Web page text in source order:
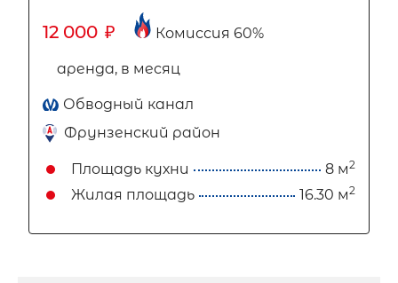
12 000 ₽ Комиссия 60%
аренда, в месяц
Обводный канал
Фрунзенский район
Площадь кухни 8 м2
Жилая площадь 16.30 м2